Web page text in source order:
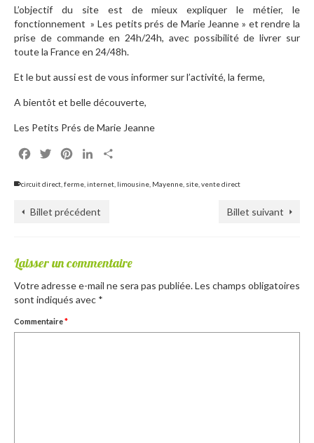
L’objectif du site est de mieux expliquer le métier, le
fonctionnement » Les petits prés de Marie Jeanne » et rendre la
prise de commande en 24h/24h, avec possibilité de livrer sur
toute la France en 24/48h.
Et le but aussi est de vous informer sur l’activité, la ferme,
A bientôt et belle découverte,
Les Petits Prés de Marie Jeanne
FacebookTwitterPinterestLinkedIn
circuit direct ferme internet limousine Mayenne site vente direct
Billet précédent Billet suivant
Laisser un commentaire
Votre adresse e-mail ne sera pas publiée.Les champs obligatoires
sont indiqués avec *
Commentaire*